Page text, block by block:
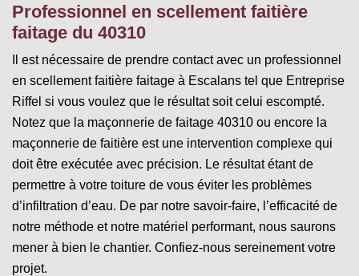
Professionnel en scellement faitière
faitage du 40310
Il est nécessaire de prendre contact avec un professionnel
en scellement faitière faitage à Escalans tel que Entreprise
Riffel si vous voulez que le résultat soit celui escompté.
Notez que la maçonnerie de faitage 40310 ou encore la
maçonnerie de faitière est une intervention complexe qui
doit être exécutée avec précision. Le résultat étant de
permettre à votre toiture de vous éviter les problèmes
d’infiltration d’eau. De par notre savoir-faire, l’efficacité de
notre méthode et notre matériel performant, nous saurons
mener à bien le chantier. Confiez-nous sereinement votre
projet.